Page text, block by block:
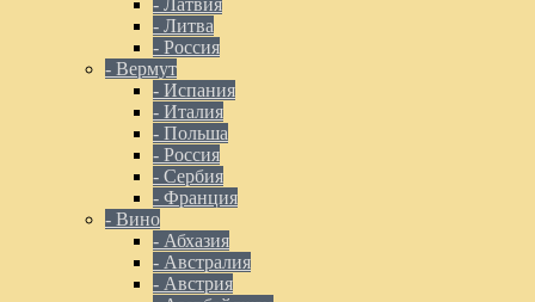
- Литва
- Россия
- Вермут
- Испания
- Италия
- Польша
- Россия
- Сербия
- Франция
- Вино
- Абхазия
- Австралия
- Австрия